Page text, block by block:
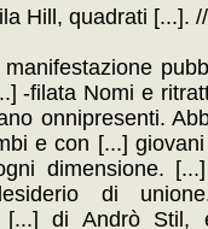
Hill, quadrati [...].
-filata Nomi e
onnipresenti.
e con [...]
dimensione.
di
[...] di Andrò